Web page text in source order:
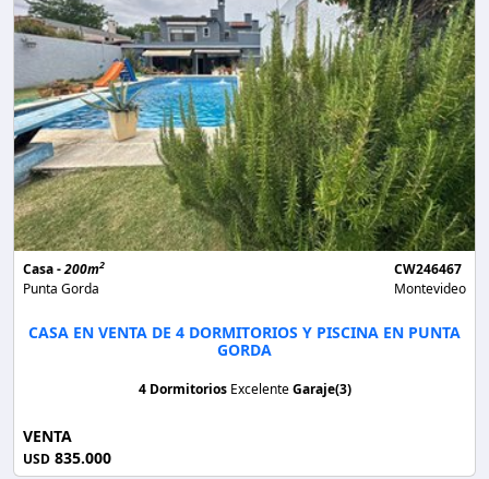
Casa -200m2
Punta Gorda
CW246467
Montevideo
CASA EN VENTA DE 4 DORMITORIOS Y PISCINA EN PUNTA
GORDA
4 Dormitorios ExcelenteGaraje(3)
VENTA
USD 835.000